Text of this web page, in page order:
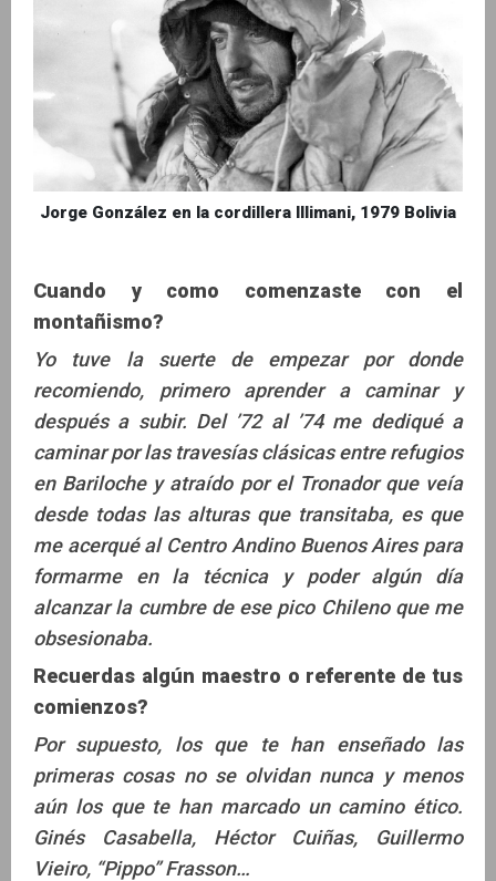
Jorge González en la cordillera Illimani, 1979 Bolivia
Cuando y como comenzaste con el
montañismo?
Yo tuve la suerte de empezar por donde
recomiendo, primero aprender a caminar y
después a subir. Del ’72 al ’74 me dediqué a
caminar por las travesías clásicas entre refugios
en Bariloche y atraído por el Tronador que veía
desde todas las alturas que transitaba, es que
me acerqué al Centro Andino Buenos Aires para
formarme en la técnica y poder algún día
alcanzar la cumbre de ese pico Chileno que me
obsesionaba.
Recuerdas algún maestro o referente de tus
comienzos?
Por supuesto, los que te han enseñado las
primeras cosas no se olvidan nunca y menos
aún los que te han marcado un camino ético.
Ginés Casabella, Héctor Cuiñas, Guillermo
Vieiro, “Pippo” Frasson…